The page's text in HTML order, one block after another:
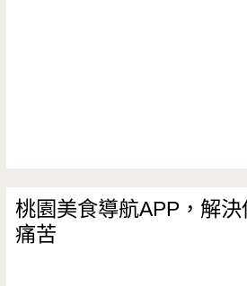
香
甜，
桃園美食導航APP，解
痛苦